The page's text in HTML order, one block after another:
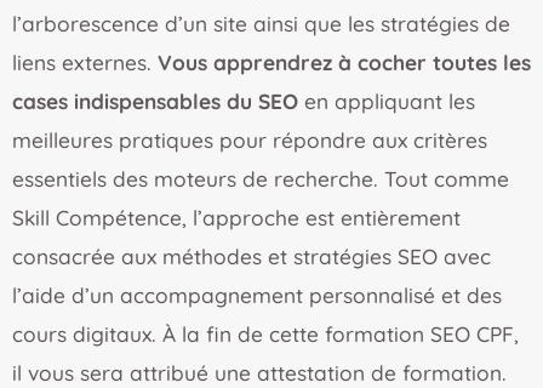
l’arborescence d’un site ainsi que les stratégies de
liens externes. Vous apprendrez à cocher toutes les
cases indispensables du SEO en appliquant les
meilleures pratiques pour répondre aux critères
essentiels des moteurs de recherche. Tout comme
Skill Compétence, l’approche est entièrement
consacrée aux méthodes et stratégies SEO avec
l’aide d’un accompagnement personnalisé et des
cours digitaux. À la fin de cette formation SEO CPF,
il vous sera attribué une attestation de formation.